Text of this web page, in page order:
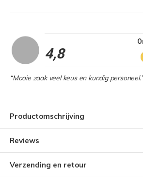
4,8
“Mooie zaak veel keus en kundig personeel.”
Productomschrijving
Reviews
Verzending en retour